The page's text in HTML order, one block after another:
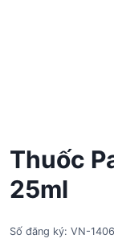
Thuốc
25ml
Số đăng ký: VN-